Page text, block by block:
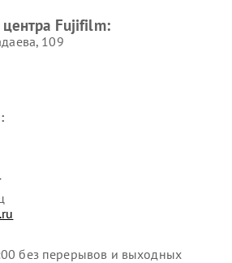
центра Fujifilm:
109
без перерывов и выходных